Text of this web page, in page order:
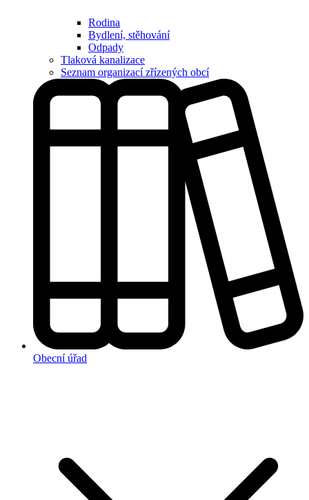
Rodina
Bydlení, stěhování
Odpady
Tlaková kanalizace
Seznam organizací zřízených obcí
Obecní úřad